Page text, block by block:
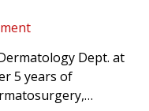
Dept. at
5 years of